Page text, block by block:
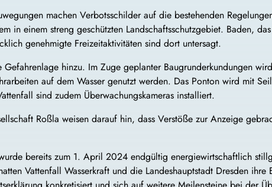
machen Verbotsschilder auf die bestehenden
in einem streng geschützten Landschaftsschutzgebiet. Baden,
genehmigte Freizeitaktivitäten sind dort untersagt.
hinzu. Im Zuge geplanter Baugrunderkundungen
auf dem Wasser genutzt werden. Das Ponton wird mit
sind zudem Überwachungskameras installiert.
Roßla weisen darauf hin, dass Verstöße zur Anzeige
bereits zum 1. April 2024 endgültig energiewirtschaftlich
Vattenfall Wasserkraft und die Landeshauptstadt Dresden